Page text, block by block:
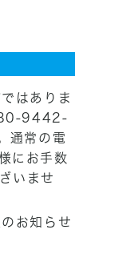
はありま
9442-
通常の電
にお手数
いませ
お知らせ